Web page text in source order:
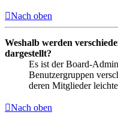
Nach oben
Weshalb werden
dargestellt?
Es ist der Board-
Benutzergruppen
deren Mitglieder
Nach oben